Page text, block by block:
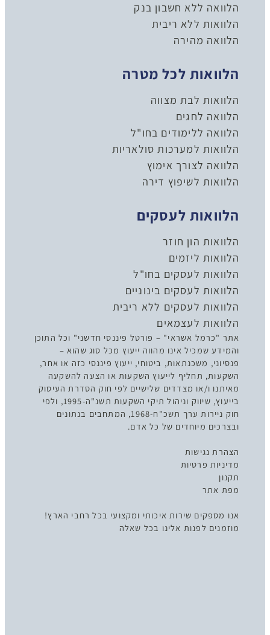
הלוואה ללא חשבון בנק
הלוואות ללא ריבית
הלוואה מהירה
הלוואות לכל מטרה
הלוואות לבת מצווה
הלוואה לחגים
הלוואה ללימודים בחו"ל
הלוואות למערכות סולאריות
הלוואה לצורך אימוץ
הלוואות לשיפוץ דירה
הלוואות לעסקים
הלוואות הון חוזר
הלוואות ליזמים
הלוואות לעסקים בחו"ל
הלוואות לעסקים בינוניים
הלוואות לעסקים ללא ריבית
הלוואות לעצמאים
אתר "כרמל אשראי" – פורטל פיננסי חדשני" וכל התוכן
והמידע שמכיל אינו מהווה ייעוץ מכל סוג שהוא –
פנסיוני, משכנתאות, ביטוחי, ייעוץ פיננסי כזה או אחר,
השקעות, תחליף לייעוץ השקעות או הצעה להשקעה
מאיתנו ו/או מצדדים שלישיים לפי חוק הסדרת העיסוק
בייעוץ, שיווק וניהול תיקי השקעות תשנ"ה-1995, ולפי
חוק ניירות ערך תשכ"ח-1968, המתחבים בנתונים
ובצרכים מיוחדים של כל אדם.
הצהרת נגישות
מדיניות פרטיות
תקנון
מפת אתר
אנו מספקים שירות איכותי ומקצועי בכל רחבי הארץ!
מוזמנים לפנות אלינו בכל שאלה